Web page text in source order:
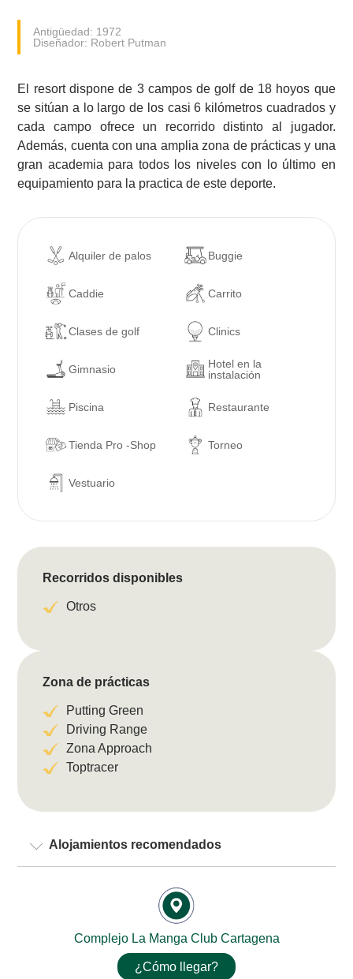
Antigüedad: 1972
Diseñador: Robert Putman
El resort dispone de 3 campos de golf de 18 hoyos que
se sitúan a lo largo de los casi 6 kilómetros cuadrados y
cada campo ofrece un recorrido distinto al jugador.
Además, cuenta con una amplia zona de prácticas y una
gran academia para todos los niveles con lo último en
equipamiento para la practica de este deporte.
Alquiler de palos Buggie
Caddie Carrito
Clases de golf Clinics
Gimnasio
Hotel en la
instalación
Piscina Restaurante
Tienda Pro -Shop Torneo
Vestuario
Recorridos disponibles
Otros
Zona de prácticas
Putting Green
Driving Range
Zona Approach
Toptracer
Alojamientos recomendados
Complejo La Manga Club Cartagena
¿Cómo llegar?